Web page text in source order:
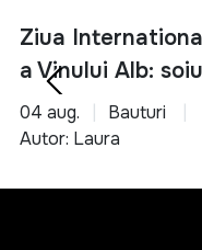
Ziua
a Vinului Alb:
servire si asocieri
culinare
04 aug.
Bauturi
Autor: Laura